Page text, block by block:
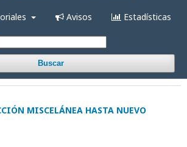
Avisos Estadísticas
Buscar
MISCELÁNEA HASTA NUEVO